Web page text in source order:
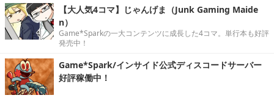
【大人気4コマ】じゃんげま（Junk Gaming Maide
n）
Game*Sparkの一大コンテンツに成長した4コマ。単行本も好評
発売中！
Game*Spark/インサイド公式ディスコードサーバー
好評稼働中！